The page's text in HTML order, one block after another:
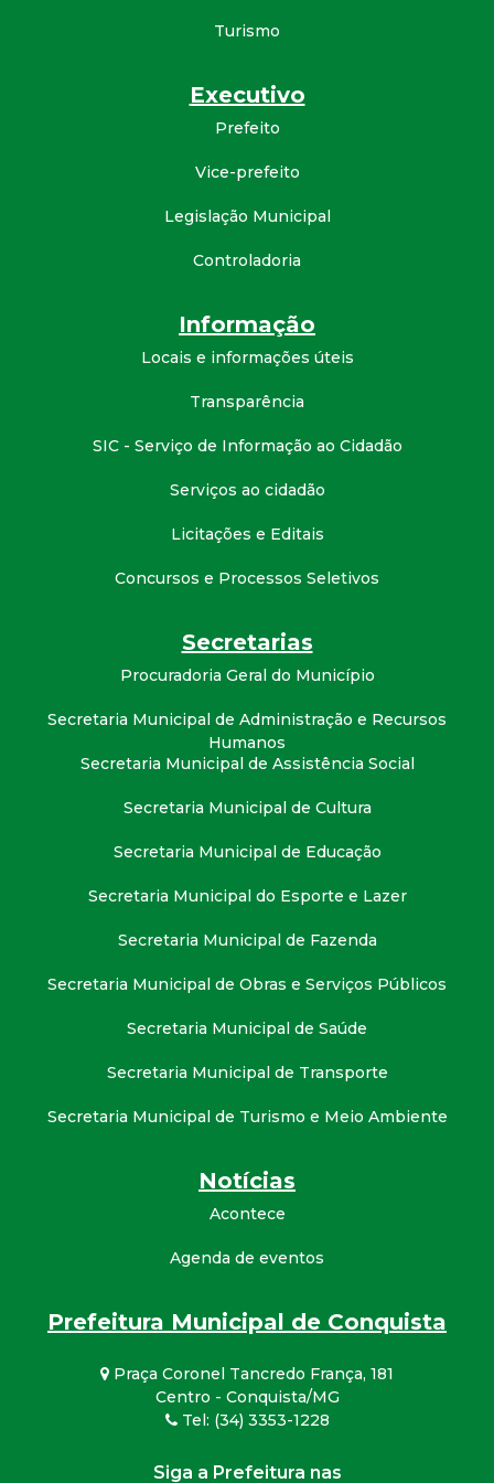
Turismo
Executivo
Prefeito
Vice-prefeito
Legislação Municipal
Controladoria
Informação
Locais e informações úteis
Transparência
SIC - Serviço de Informação ao Cidadão
Serviços ao cidadão
Licitações e Editais
Concursos e Processos Seletivos
Secretarias
Procuradoria Geral do Município
Secretaria Municipal de Administração e Recursos
Humanos
Secretaria Municipal de Assistência Social
Secretaria Municipal de Cultura
Secretaria Municipal de Educação
Secretaria Municipal do Esporte e Lazer
Secretaria Municipal de Fazenda
Secretaria Municipal de Obras e Serviços Públicos
Secretaria Municipal de Saúde
Secretaria Municipal de Transporte
Secretaria Municipal de Turismo e Meio Ambiente
Notícias
Acontece
Agenda de eventos
Prefeitura Municipal de Conquista
Praça Coronel Tancredo França, 181
Centro - Conquista/MG
Tel: (34) 3353-1228
Siga a Prefeitura nas